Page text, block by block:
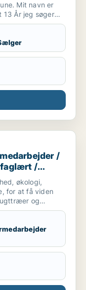
Mit navn er
13 År jeg søger
det er lidt
/ bud /
/
/
økologi,
for at få viden
og
for en mulig
fleksibel og
en hånd